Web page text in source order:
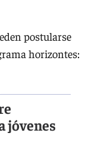
postularse
horizontes:
jóvenes